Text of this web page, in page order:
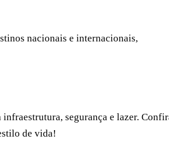
nacionais e internacionais,
segurança e lazer.
de vida!